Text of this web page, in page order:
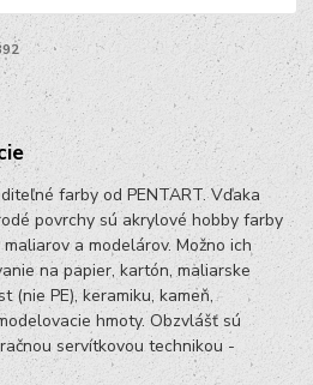
farby od PENTART. Vďaka
povrchy sú akrylové hobby farby
a modelárov. Možno ich
na papier, kartón, maliarske
(nie PE), keramiku, kameň,
hmoty. Obzvlášť sú
servítkovou technikou -